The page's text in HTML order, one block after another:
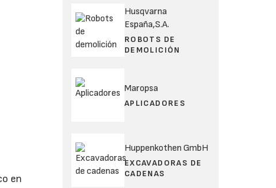
en
Husqvarna
España,S.A.
ROBOTS DE
DEMOLICIÓN
Maropsa
APLICADORES
Huppenkothen GmbH
EXCAVADORAS DE
CADENAS